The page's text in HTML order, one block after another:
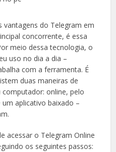
vantagens do Telegram em
concorrente, é essa
meio dessa tecnologia, o
uso no dia a dia –
com a ferramenta. É
duas maneiras de
online, pelo
aplicativo baixado –
acessar o Telegram Online
os seguintes passos: